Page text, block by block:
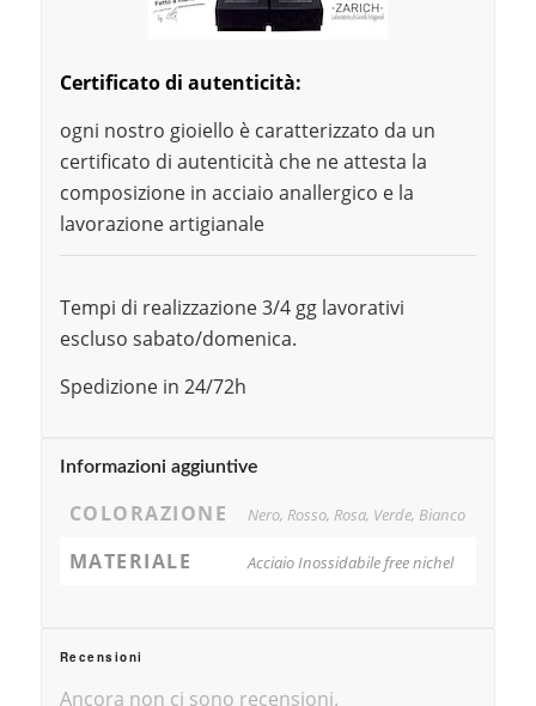
Certificato di autenticità:
ogni nostro gioiello è caratterizzato da un
certificato di autenticità che ne attesta la
composizione in acciaio anallergico e la
lavorazione artigianale
Tempi di realizzazione 3/4 gg lavorativi
escluso sabato/domenica.
Spedizione in 24/72h
Informazioni aggiuntive
COLORAZIONE Nero, Rosso, Rosa, Verde, Bianco
MATERIALE Acciaio Inossidabile free nichel
Recensioni
Ancora non ci sono recensioni.